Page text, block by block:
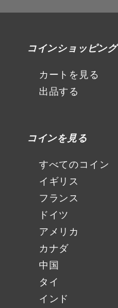
コインショッピング
カートを見る
出品する
コインを見る
すべてのコイン
イギリス
フランス
ドイツ
アメリカ
カナダ
中国
タイ
インド